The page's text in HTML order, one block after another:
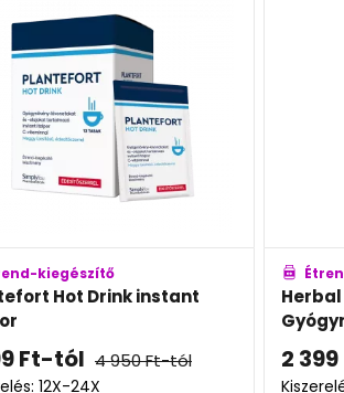
Étrend-kiegészítő
Herbal Swiss Hot Drink
Gyógynövény-kivonatokat
tartalmazó instant italpor
2 399Ft -tól
Kiszerelés: 12X-24X